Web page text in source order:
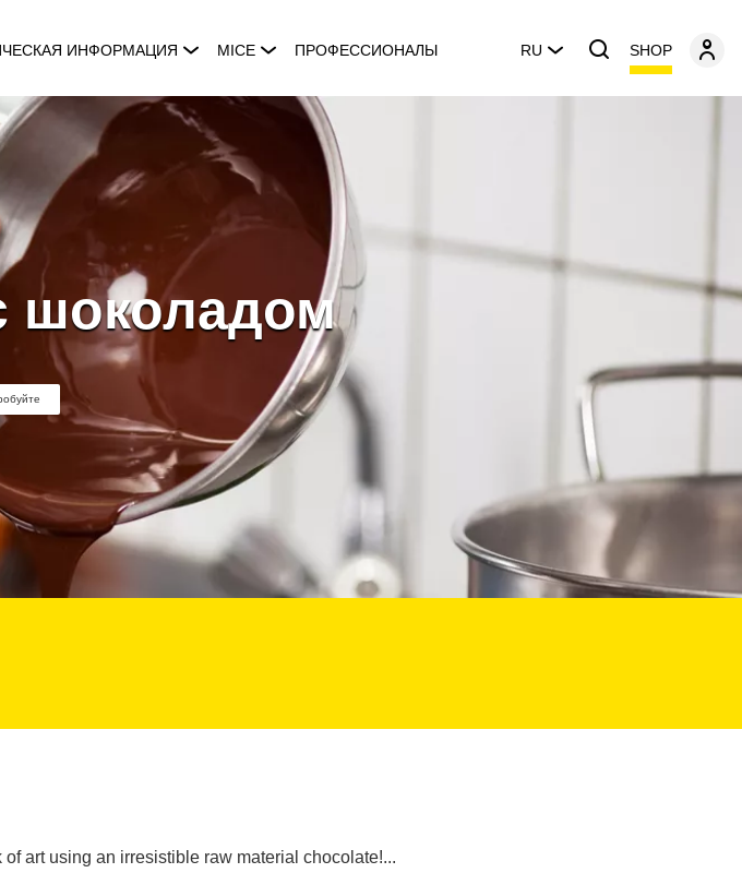
ИНФОРМАЦИЯ MICE ПРОФЕССИОНАЛЫ RU SHOP
шоколадом
art using an irresistible raw material chocolate!...